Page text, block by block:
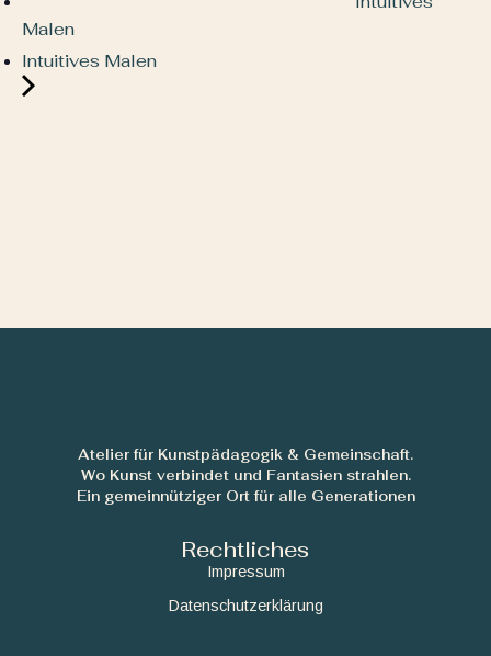
Malen
Intuitives Malen
Atelier für Kunstpädagogik & Gemeinschaft.
Wo Kunst verbindet und Fantasien strahlen.
Ein gemeinnütziger Ort für alle Generationen
Rechtliches
Impressum
Datenschutzerklärung